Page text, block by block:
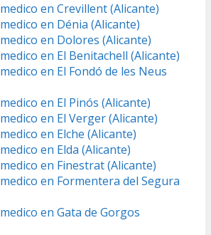
en Crevillent (Alicante)
en Dénia (Alicante)
en Dolores (Alicante)
en El Benitachell (Alicante)
en El Fondó de les Neus
en El Pinós (Alicante)
en El Verger (Alicante)
en Elche (Alicante)
en Elda (Alicante)
en Finestrat (Alicante)
en Formentera del Segura
en Gata de Gorgos